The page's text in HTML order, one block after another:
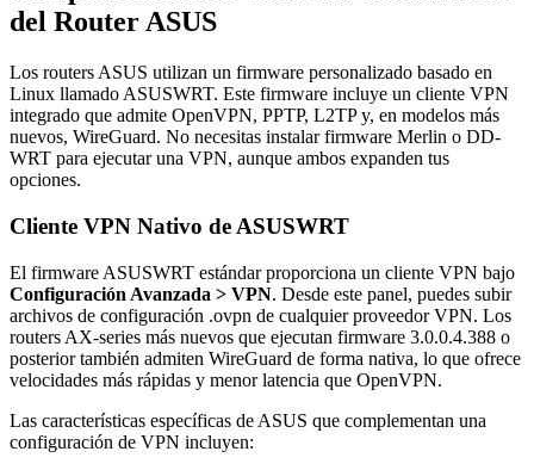
del Router ASUS
Los routers ASUS utilizan un firmware personalizado basado en
Linux llamado ASUSWRT. Este firmware incluye un cliente VPN
integrado que admite OpenVPN, PPTP, L2TP y, en modelos más
nuevos, WireGuard. No necesitas instalar firmware Merlin o DD-
WRT para ejecutar una VPN, aunque ambos expanden tus
opciones.
Cliente VPN Nativo de ASUSWRT
El firmware ASUSWRT estándar proporciona un cliente VPN bajo
Configuración Avanzada > VPN. Desde este panel, puedes subir
archivos de configuración .ovpn de cualquier proveedor VPN. Los
routers AX-series más nuevos que ejecutan firmware 3.0.0.4.388 o
posterior también admiten WireGuard de forma nativa, lo que ofrece
velocidades más rápidas y menor latencia que OpenVPN.
Las características específicas de ASUS que complementan una
configuración de VPN incluyen: